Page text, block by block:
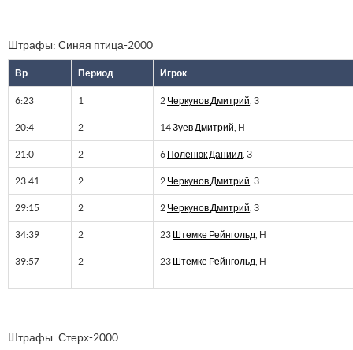
Штрафы: Синяя птица-2000
Вр Период Игрок
6:23 1 2 Черкунов Дмитрий , З
20:4 2 14Зуев Дмитрий , Н
21:0 2 6 Поленюк Даниил , З
23:41 2 2 Черкунов Дмитрий , З
29:15 2 2 Черкунов Дмитрий , З
34:39 2 23 Штемке Рейнгольд , Н
39:57 2 23 Штемке Рейнгольд , Н
Штрафы: Стерх-2000